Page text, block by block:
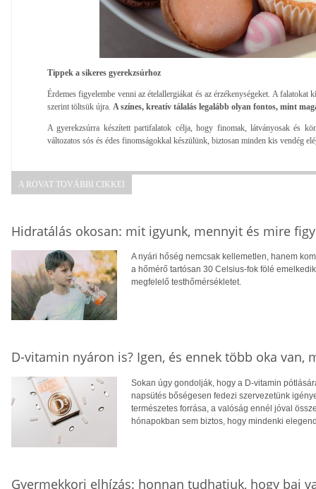
Tippek a sikeres gyerekzsúrhoz
Érdemes figyelembe venni az ételallergiákat és az érzékenységeket. A falatokat
szerint töltsük újra. A színes, kreatív tálalás legalább olyan fontos, mint
A gyerekzsúrra készített partifalatok célja, hogy finomak, látványosak és
változatos sós és édes finomságokkal készülünk, biztosan minden kis vendég
A ROVAT TOVÁBBI CIKKEI
Hidratálás okosan: mit igyunk, mennyit és mire
A nyári hőség nemcsak kellemetlen, hanem
a hőmérő tartósan 30 Celsius-fok fölé
megfelelő testhőmérsékletet.
D-vitamin nyáron is? Igen, és ennek több oka van,
Sokan úgy gondolják, hogy a D-vitamin
napsütés bőségesen fedezi szervezetünk
természetes forrása, a valóság ennél jóval
hónapokban sem biztos, hogy mindenki
Gyermekkori elhízás: honnan tudhatjuk, hogy baj